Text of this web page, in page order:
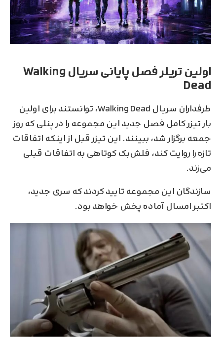
اولین تریلر فصل پایانی سریال Walking
Dead
طرفداران سریال Walking Dead، توانستند برای اولین
بار تیزر کامل فصل جدید این مجموعه را در پنلی که روز
جمعه برگزار شد، ببینند. این تیزر قبل از اینکه اتفاقات
تازه را روایت کند، فلش‌بک کوتاهی به اتفاقات قبلی
می‌زند.
سازندگان این مجموعه تایید کردند که سری جدید،
اکتبر امسال آماده پخش خواهد بود.